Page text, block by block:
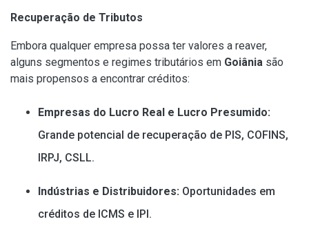
Recuperação de Tributos
Embora qualquer empresa possa ter valores a reaver,
alguns segmentos e regimes tributários em Goiânia são
mais propensos a encontrar créditos:
Empresas do Lucro Real e Lucro Presumido:
Grande potencial de recuperação de PIS, COFINS,
IRPJ, CSLL.
Indústrias e Distribuidores: Oportunidades em
créditos de ICMS e IPI.